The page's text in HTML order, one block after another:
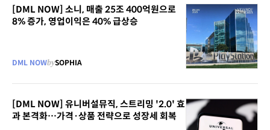
[DML NOW] 소니, 매출 25조 400억원으로
8% 증가, 영업이익은 40% 급상승
DML NOWbySOPHIA
[DML NOW] 유니버설뮤직, 스트리밍 '2.0' 효
과 본격화…가격·상품 전략으로 성장세 회복